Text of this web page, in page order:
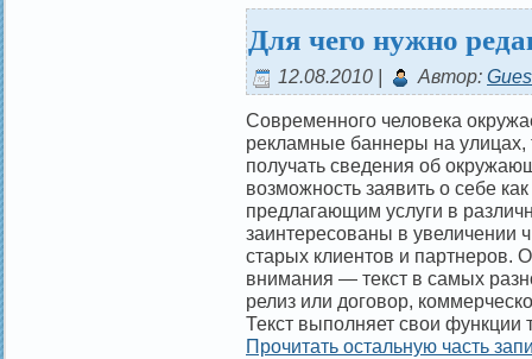
Для чего нужно
12.08.2010 | Автор:
Современного человека
рекламные баннеры на улицах,
получать сведения об
возможность заявить о себе
предлагающим услуги в
заинтересованы в увеличении
старых клиентов и партнеров.
внимания — текст в самых
релиз или договор,
Текст выполняет свои функции
Прочитать остальную часть